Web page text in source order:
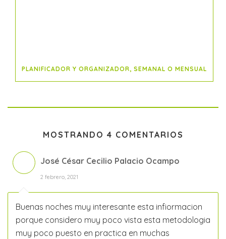
PLANIFICADOR Y ORGANIZADOR, SEMANAL O MENSUAL
MOSTRANDO 4 COMENTARIOS
José César Cecilio Palacio Ocampo
2 febrero, 2021
Buenas noches muy interesante esta infiormacion
porque considero muy poco vista esta metodologia
muy poco puesto en practica en muchas